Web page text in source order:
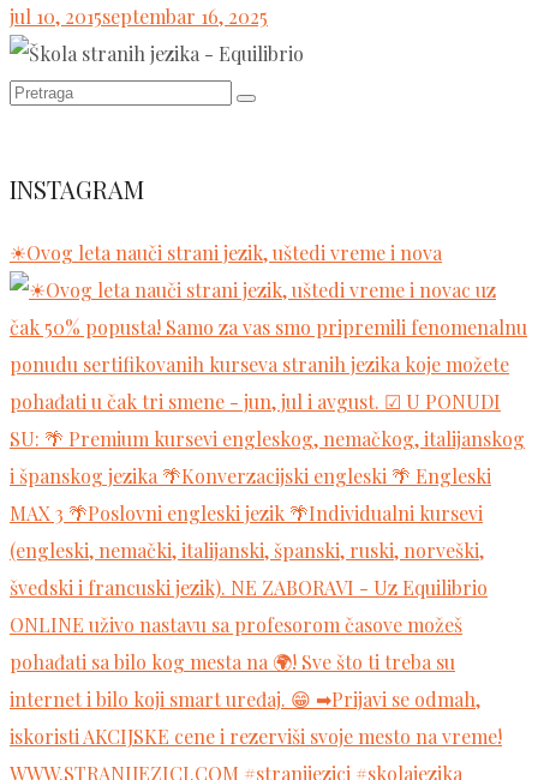
Posted
on
jul 10, 2015septembar 16, 2025
INSTAGRAM
☀Ovog leta nauči strani jezik, uštedi vreme i nova